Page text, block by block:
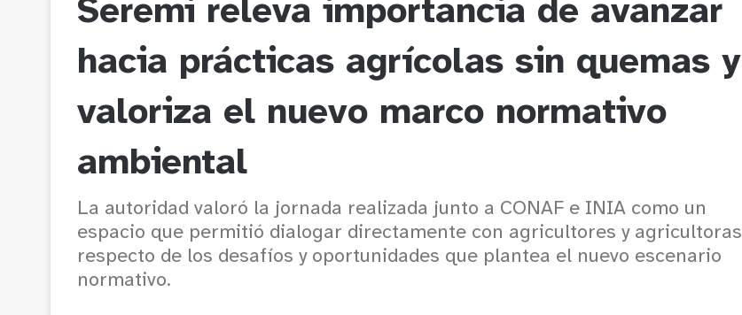
Seremi releva importancia de avanzar
hacia prácticas agrícolas sin quemas y
valoriza el nuevo marco normativo
ambiental
La autoridad valoró la jornada realizada junto a CONAF e INIA como un
espacio que permitió dialogar directamente con agricultores y agricultoras
respecto de los desafíos y oportunidades que plantea el nuevo escenario
normativo.